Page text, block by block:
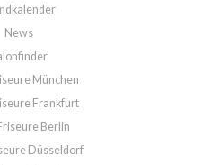
News
München
Frankfurt
Berlin
Düsseldorf